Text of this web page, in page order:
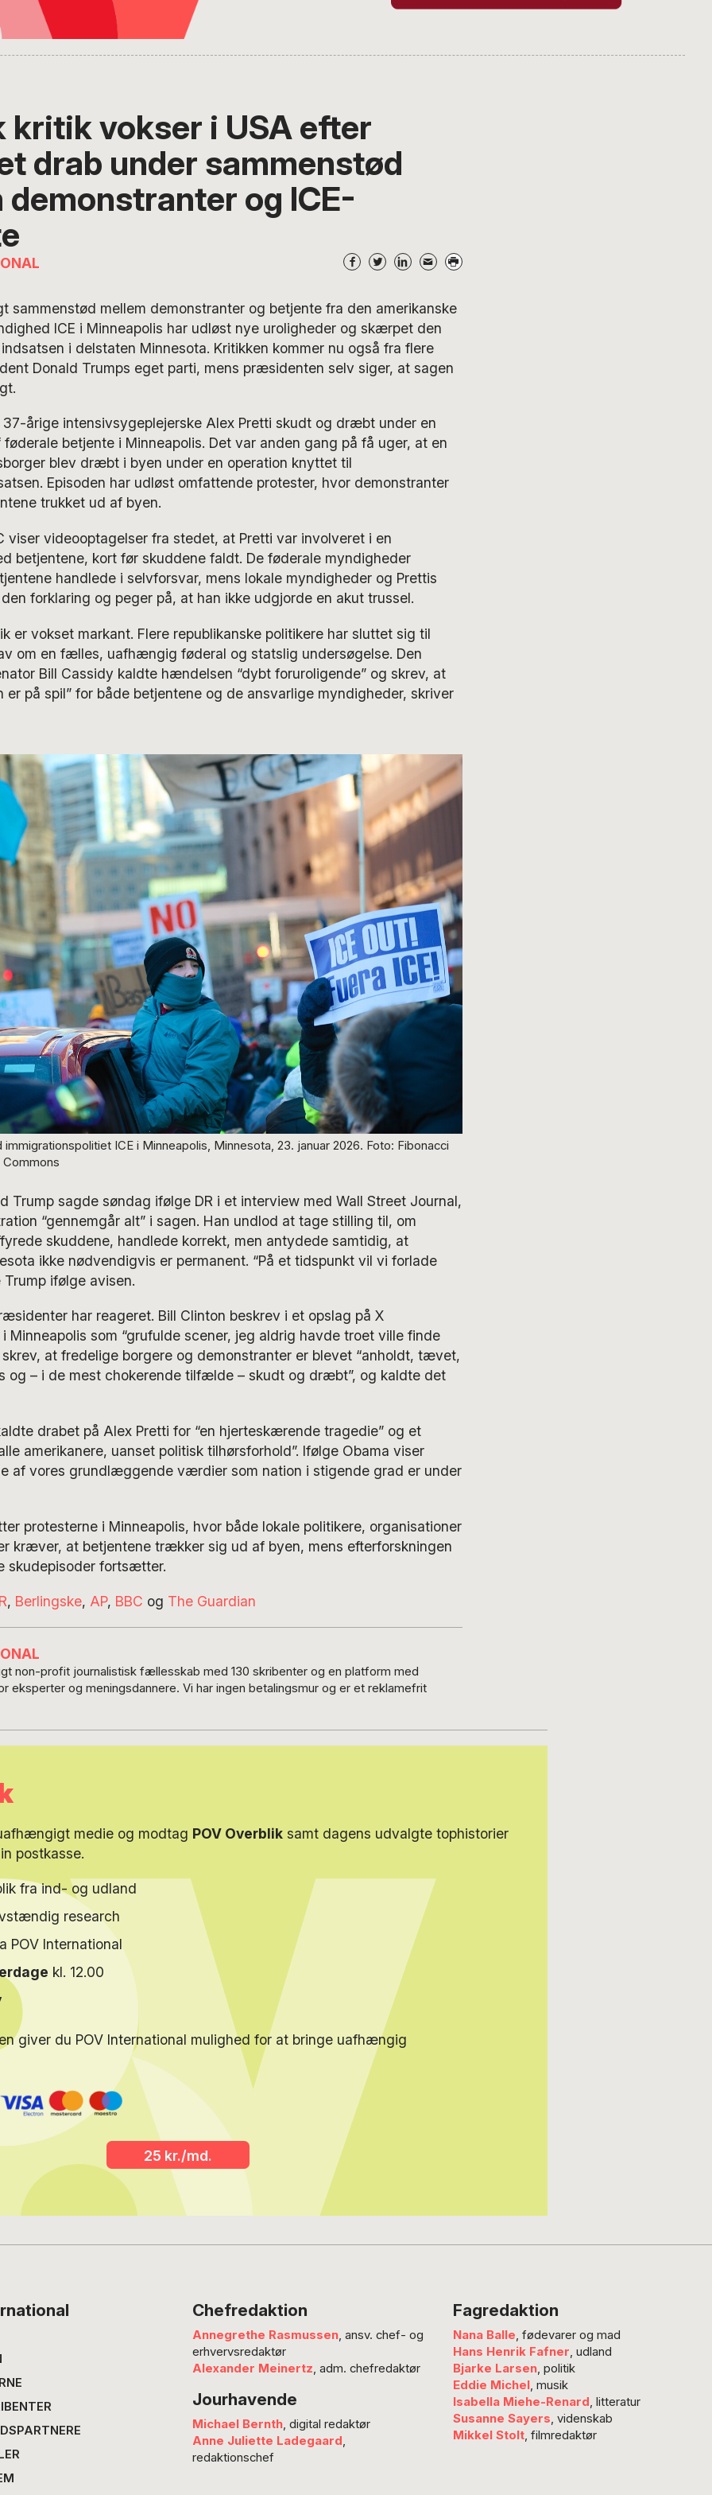
kritik vokser i USA efter
drab under sammenstød
demonstranter og ICE-
sammenstød mellem demonstranter og betjente fra den amerikanske
ICE i Minneapolis har udløst nye uroligheder og skærpet den
i delstaten Minnesota. Kritikken kommer nu også fra flere
Donald Trumps eget parti, mens præsidenten selv siger, at sagen
årige intensivsygeplejerske Alex Pretti skudt og dræbt under en
betjente i Minneapolis. Det var anden gang på få uger, at en
blev dræbt i byen under en operation knyttet til
Episoden har udløst omfattende protester, hvor demonstranter
trukket ud af byen.
viser videooptagelser fra stedet, at Pretti var involveret i en
betjentene, kort før skuddene faldt. De føderale myndigheder
handlede i selvforsvar, mens lokale myndigheder og Prettis
forklaring og peger på, at han ikke udgjorde en akut trussel.
er vokset markant. Flere republikanske politikere har sluttet sig til
om en fælles, uafhængig føderal og statslig undersøgelse. Den
Bill Cassidy kaldte hændelsen “dybt foruroligende” og skrev, at
på spil” for både betjentene og de ansvarlige myndigheder, skriver
ICE i Minneapolis, Minnesota, 23. januar 2026. Foto: Fibonacci
Trump sagde søndag ifølge DR i et interview med Wall Street Journal,
“gennemgår alt” i sagen. Han undlod at tage stilling til, om
skuddene, handlede korrekt, men antydede samtidig, at
ikke nødvendigvis er permanent. “På et tidspunkt vil vi forlade
Trump ifølge avisen.
har reageret. Bill Clinton beskrev i et opslag på X
Minneapolis som “grufulde scener, jeg aldrig havde troet ville finde
skrev, at fredelige borgere og demonstranter er blevet “anholdt, tævet,
og – i de mest chokerende tilfælde – skudt og dræbt”, og kaldte det
drabet på Alex Pretti for “en hjerteskærende tragedie” og et
amerikanere, uanset politisk tilhørsforhold”. Ifølge Obama viser
af vores grundlæggende værdier som nation i stigende grad er under
protesterne i Minneapolis, hvor både lokale politikere, organisationer
kræver, at betjentene trækker sig ud af byen, mens efterforskningen
skudepisoder fortsætter.
, Berlingske, AP, BBC og The Guardian
non-profit journalistisk fællesskab med 130 skribenter og en platform med
eksperter og meningsdannere. Vi har ingen betalingsmur og er et reklamefrit
medie og modtag POV Overbliksamt dagens udvalgte tophistorier
postkasse.
fra ind- og udland
research
POV International
kl. 12.00
giver du POV International mulighed for at bringe uafhængig
25 kr./md.
Chefredaktion
Annegrethe Rasmussen, ansv. chef- og
erhvervsredaktør
Alexander Meinertz, adm. chefredaktør
Jourhavende
Michael Bernth, digital redaktør
Anne Juliette Ladegaard,
redaktionschef
Fagredaktion
Nana Balle, fødevarer og mad
Hans Henrik Fafner, udland
Bjarke Larsen, politik
Eddie Michel, musik
Isabella Miehe-Renard, litteratur
Susanne Sayers, videnskab
Mikkel Stolt, filmredaktør